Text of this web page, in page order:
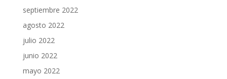
septiembre 2022
agosto 2022
julio 2022
junio 2022
mayo 2022